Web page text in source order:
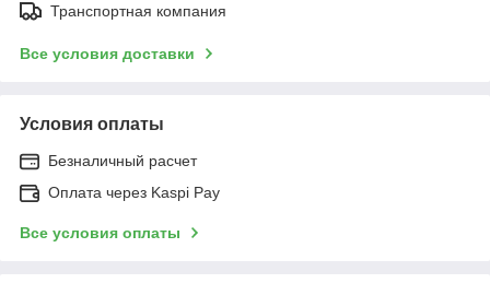
Транспортная компания
Все условия доставки
Условия оплаты
Безналичный расчет
Оплата через Kaspi Pay
Все условия оплаты